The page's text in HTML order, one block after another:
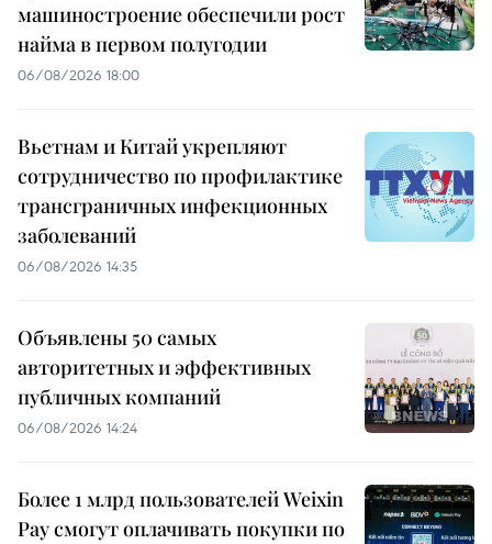
машиностроение обеспечили рост
найма в первом полугодии
06/08/2026 18:00
Вьетнам и Китай укрепляют
сотрудничество по профилактике
трансграничных инфекционных
заболеваний
06/08/2026 14:35
Объявлены 50 самых
авторитетных и эффективных
публичных компаний
06/08/2026 14:24
Более 1 млрд пользователей Weixin
Pay смогут оплачивать покупки по